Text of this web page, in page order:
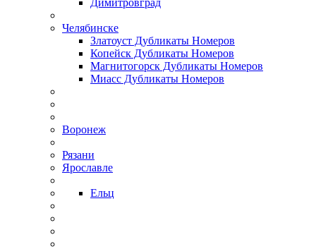
Димитровград
Челябинске
Златоуст Дубликаты Номеров
Копейск Дубликаты Номеров
Магнитогорск Дубликаты Номеров
Миасс Дубликаты Номеров
Воронеж
Рязани
Ярославле
Ельц